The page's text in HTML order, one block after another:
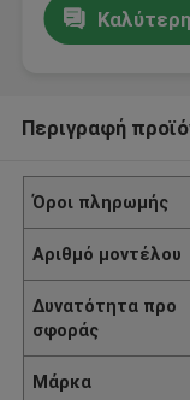
Περιγραφή
Όροι πληρωμής
Αριθμό μοντέλου
Δυνατότητα προ
σφοράς
Μάρκα